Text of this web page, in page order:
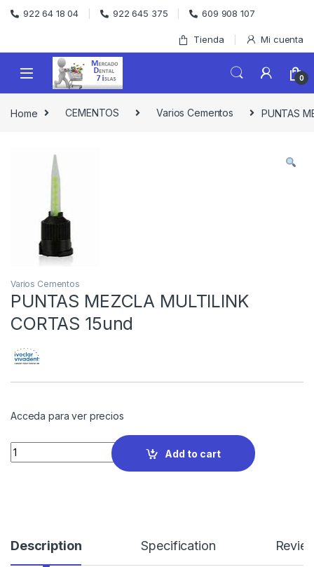
Skip to navigation
Skip to content
922 64 18 04 922 645 375 609 908 107
Tienda Mi cuenta
0
Home CEMENTOS Varios Cementos PUNTAS
Varios Cementos
PUNTAS MEZCLA MULTILINK
CORTAS 15und
Acceda para ver precios
Quantity
Add to cart
Description Specification